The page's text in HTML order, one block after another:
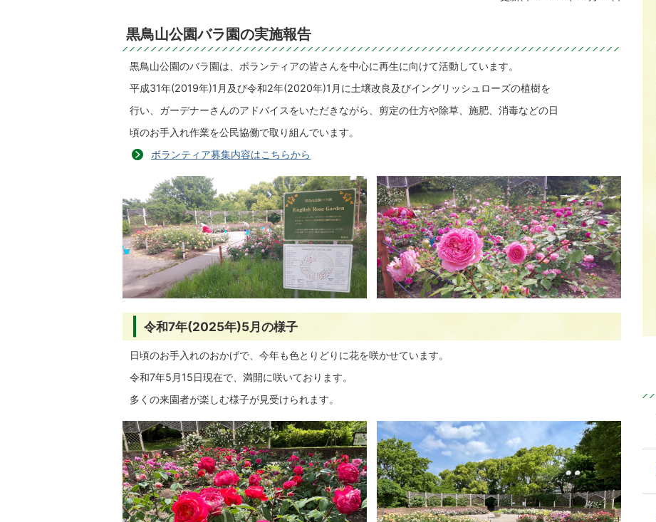
黒鳥山公園バラ園の実施報告
黒鳥山公園のバラ園は、ボランティアの皆さんを中心に再生に向けて活動しています。
平成31年(2019年)1月及び令和2年(2020年)1月に土壌改良及びイングリッシュローズの植樹を
行い、ガーデナーさんのアドバイスをいただきながら、剪定の仕方や除草、施肥、消毒などの日
頃のお手入れ作業を公民協働で取り組んでいます。
ボランティア募集内容はこちらから
令和7年(2025年)5月の様子
日頃のお手入れのおかげで、今年も色とりどりに花を咲かせています。
令和7年5月15日現在で、満開に咲いております。
多くの来園者が楽しむ様子が見受けられます。